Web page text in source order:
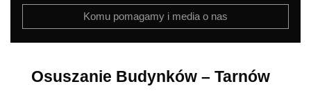
Komu pomagamy i media o nas
Osuszanie Budynków – Tarnów